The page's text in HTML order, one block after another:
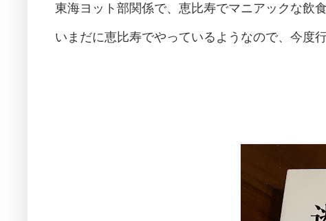
東海ヨット部関係で、恵比寿でマニアックな飲
いまだに恵比寿でやっているようなので、今度